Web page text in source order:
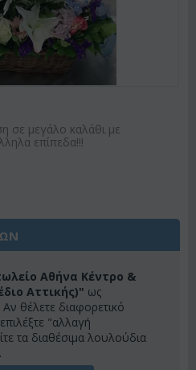
σε μεγάλο καλάθι με
επίπεδα!!!
Αθήνα Κέντρο &
Αττικής)" ως
θέλετε διαφορετικό
"αλλαγή
τα διαθέσιμα λουλούδια